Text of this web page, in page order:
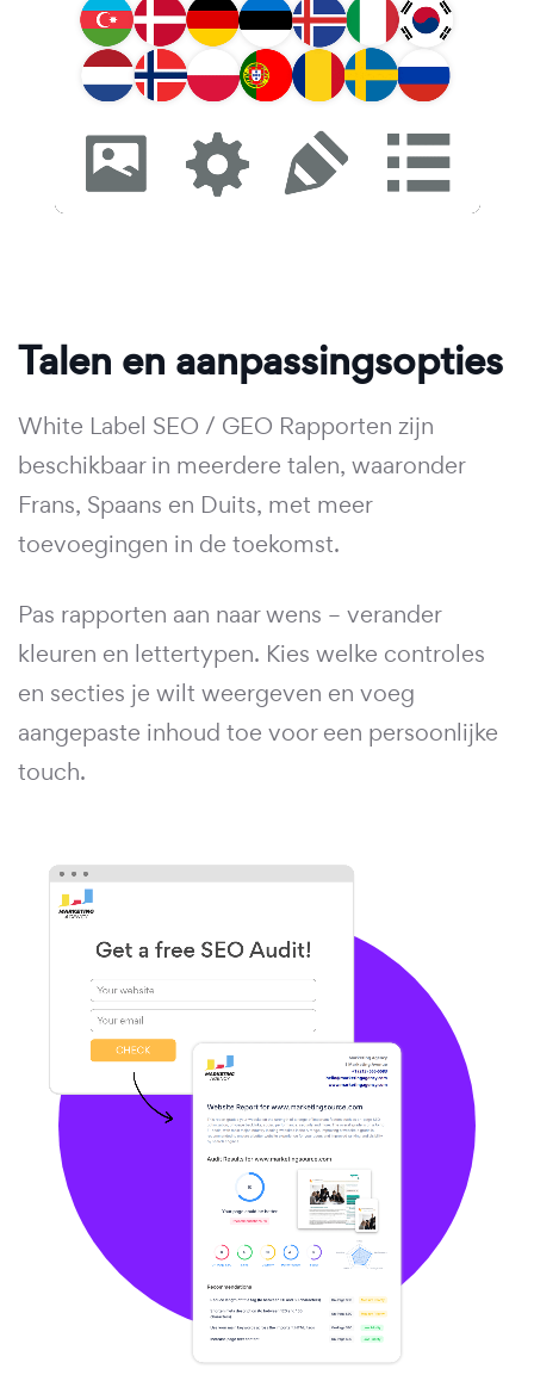
Talen en aanpassingsopties
White Label SEO / GEO Rapporten zijn
beschikbaar in meerdere talen, waaronder
Frans, Spaans en Duits, met meer
toevoegingen in de toekomst.
Pas rapporten aan naar wens – verander
kleuren en lettertypen. Kies welke controles
en secties je wilt weergeven en voeg
aangepaste inhoud toe voor een persoonlijke
touch.